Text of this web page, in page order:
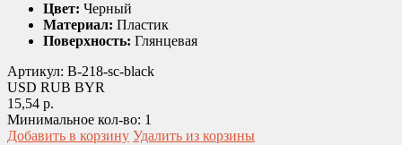
Цвет: Черный
Материал: Пластик
Поверхность: Глянцевая
Артикул: B-218-sc-black
USD RUB BYR
15,54 р.
Минимальное кол-во: 1
Добавить в корзину Удалить из корзины